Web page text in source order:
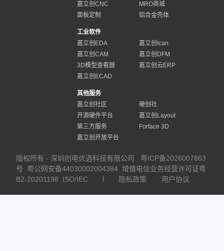
嘉立创CNC
MRO商城
面板定制
铝合金壳体
工业软件
嘉立创EDA
嘉立创Ican
嘉立创CAM
嘉立创DFM
3D模型查看器
嘉立创云ERP
嘉立创ECAD
其他服务
嘉立创社区
硬创社
开源硬件平台
嘉立创Layout
第三方服务
Forface 3D
嘉立创开放平台
版权所有 - 深圳创电优选科技有限公司
粤ICP备2026007863
号
粤公网安备44030002004384 增值电信业务经营许可证粤
B2-20201198
ISO/IEC 隐私政策 用户协议